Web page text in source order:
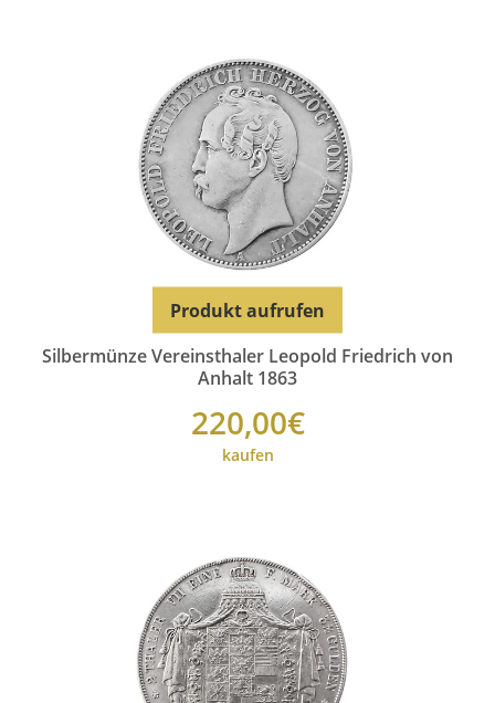
Silbermünze Vereinsthaler Leopold Friedrich von
Anhalt 1863
220,00€
kaufen
Produkt aufrufen